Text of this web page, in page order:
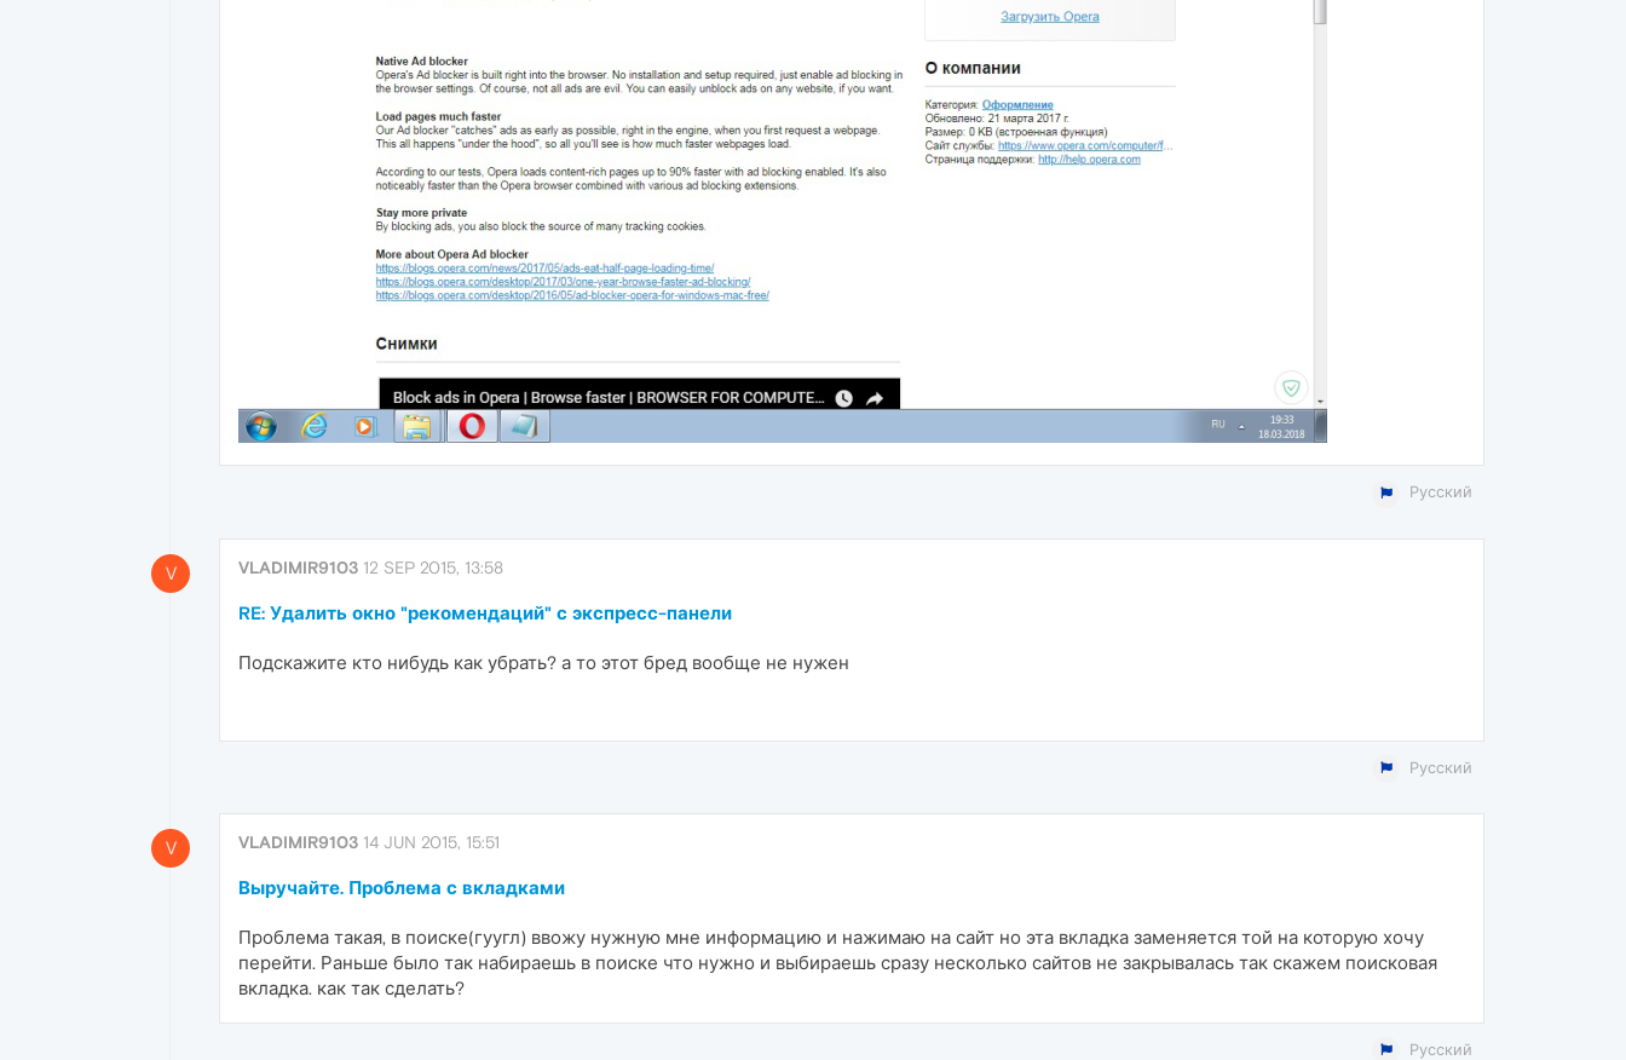
Русский
V VLADIMIR9103 12 SEP 2015, 13:58
RE: Удалить окно "рекомендаций" с экспресс-панели
Подскажите кто нибудь как убрать? а то этот бред вообще не нужен
Русский
V VLADIMIR9103 14 JUN 2015, 15:51
Выручайте. Проблема с вкладками
Проблема такая, в поиске(гуугл) ввожу нужную мне информацию и нажимаю на сайт но эта вкладка заменяется той на которую хочу
перейти. Раньше было так набираешь в поиске что нужно и выбираешь сразу несколько сайтов не закрывалась так скажем поисковая
вкладка. как так сделать?
Русский